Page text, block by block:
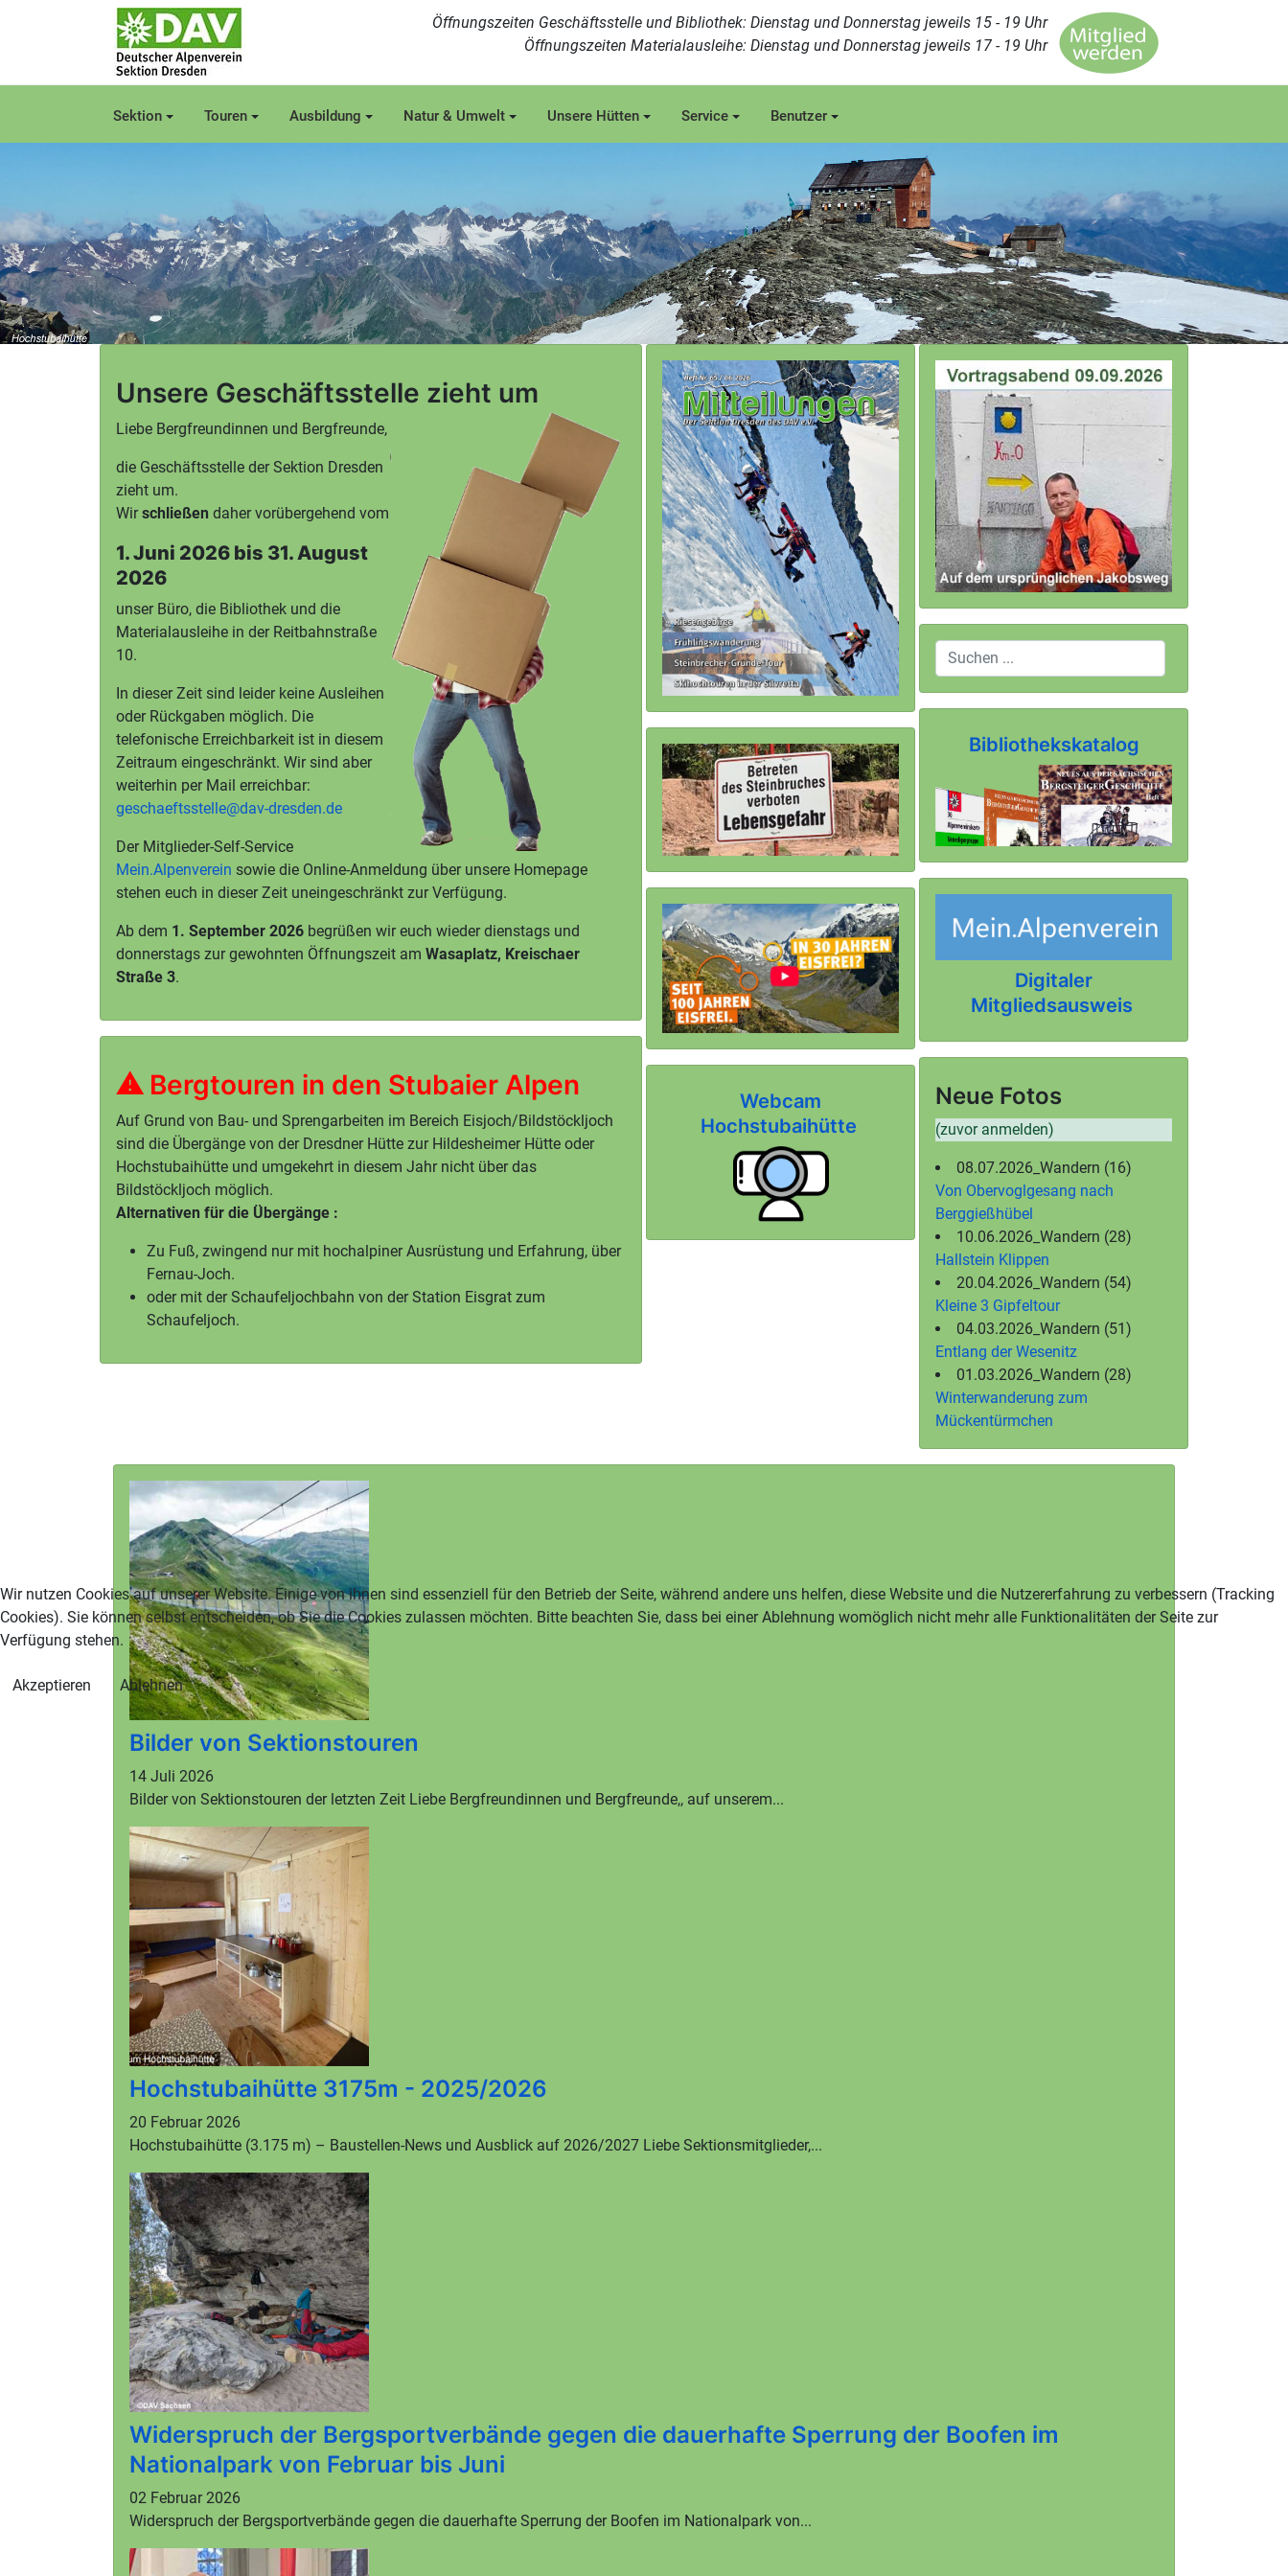
Öffnungszeiten Geschäftsstelle und Bibliothek: Dienstag und Donnerstag jeweils 15 - 19 Uhr
Öffnungszeiten Materialausleihe: Dienstag und Donnerstag jeweils 17 - 19 Uhr
Sektion Touren Ausbildung Natur & Umwelt Unsere Hütten Service Benutzer
Unsere Geschäftsstelle zieht um
Liebe Bergfreundinnen und Bergfreunde,
die Geschäftsstelle der Sektion Dresden
zieht um.
Wirschließen daher vorübergehend vom
1. Juni 2026 bis 31. August
2026
unser Büro, die Bibliothek und die
Materialausleihe in der Reitbahnstraße
10.
In dieser Zeit sind leider keine Ausleihen
oder Rückgaben möglich. Die
telefonische Erreichbarkeit ist in diesem
Zeitraum eingeschränkt. Wir sind aber
weiterhin per Mail erreichbar:
geschaeftsstelle@dav-dresden.de
Der Mitglieder-Self-Service
Mein.Alpenverein sowie die Online-Anmeldung über unsere Homepage
stehen euch in dieser Zeit uneingeschränkt zur Verfügung.
Ab dem 1. September 2026 begrüßen wir euch wieder dienstags und
donnerstags zur gewohnten Öffnungszeit am Wasaplatz, Kreischaer
Straße 3.
⚠ Bergtouren in den Stubaier Alpen
Auf Grund von Bau- und Sprengarbeiten im Bereich Eisjoch/Bildstöckljoch
sind die Übergänge von der Dresdner Hütte zur Hildesheimer Hütte oder
Hochstubaihütte und umgekehrt in diesem Jahr nicht über das
Bildstöckljoch möglich.
Alternativen für die Übergänge :
Zu Fuß, zwingend nur mit hochalpiner Ausrüstung und Erfahrung, über
Fernau-Joch.
oder mit der Schaufeljochbahn von der Station Eisgrat zum
Schaufeljoch.
Webcam
Hochstubaihütte
Bibliothekskatalog
Digitaler
Mitgliedsausweis
Neue Fotos
(zuvor anmelden)
08.07.2026_Wandern (16)
Von Obervoglgesang nach
Berggießhübel
10.06.2026_Wandern (28)
Hallstein Klippen
20.04.2026_Wandern (54)
Kleine 3 Gipfeltour
04.03.2026_Wandern (51)
Entlang der Wesenitz
01.03.2026_Wandern (28)
Winterwanderung zum
Mückentürmchen
Bilder von Sektionstouren
14 Juli 2026
Bilder von Sektionstouren der letzten Zeit Liebe Bergfreundinnen und Bergfreunde,, auf unserem...
Hochstubaihütte 3175m - 2025/2026
20 Februar 2026
Hochstubaihütte (3.175 m) – Baustellen-News und Ausblick auf 2026/2027 Liebe Sektionsmitglieder,...
Widerspruch der Bergsportverbände gegen die dauerhafte Sperrung der Boofen im
Nationalpark von Februar bis Juni
02 Februar 2026
Widerspruch der Bergsportverbände gegen die dauerhafte Sperrung der Boofen im Nationalpark von...
Wir nutzen Cookies auf unserer Website. Einige von ihnen sind essenziell für den Betrieb der Seite, während andere uns helfen, diese Website und die Nutzererfahrung zu verbessern (Tracking
Cookies). Sie können selbst entscheiden, ob Sie die Cookies zulassen möchten. Bitte beachten Sie, dass bei einer Ablehnung womöglich nicht mehr alle Funktionalitäten der Seite zur
Verfügung stehen.
Akzeptieren Ablehnen